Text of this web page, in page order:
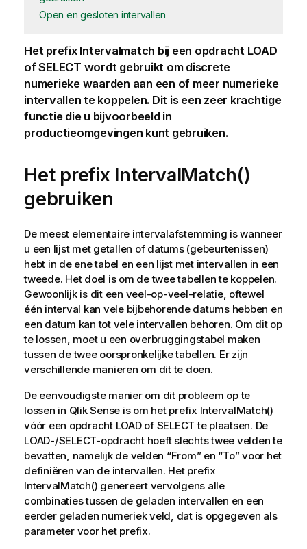
Open en gesloten intervallen
Het prefix Intervalmatch bij een opdracht LOAD
ofSELECT wordt gebruikt om discrete
numerieke waarden aan een of meer numerieke
intervallen te koppelen. Dit is een zeer krachtige
functie die u bijvoorbeeld in
productieomgevingen kunt gebruiken.
Het prefix IntervalMatch()
gebruiken
De meest elementaire intervalafstemming is wanneer
u een lijst met getallen of datums (gebeurtenissen)
hebt in de ene tabel en een lijst met intervallen in een
tweede. Het doel is om de twee tabellen te koppelen.
Gewoonlijk is dit een veel-op-veel-relatie, oftewel
één interval kan vele bijbehorende datums hebben en
een datum kan tot vele intervallen behoren. Om dit op
te lossen, moet u een overbruggingstabel maken
tussen de twee oorspronkelijke tabellen. Er zijn
verschillende manieren om dit te doen.
De eenvoudigste manier om dit probleem op te
lossen in Qlik Sense is om het prefix IntervalMatch()
vóór een opdracht LOADof SELECT te plaatsen. De
LOAD-/SELECT-opdracht hoeft slechts twee velden te
bevatten, namelijk de velden “From” en “To” voor het
definiëren van de intervallen. Het prefix
IntervalMatch() genereert vervolgens alle
combinaties tussen de geladen intervallen en een
eerder geladen numeriekveld , dat is opgegeven als
parameter voor het prefix.